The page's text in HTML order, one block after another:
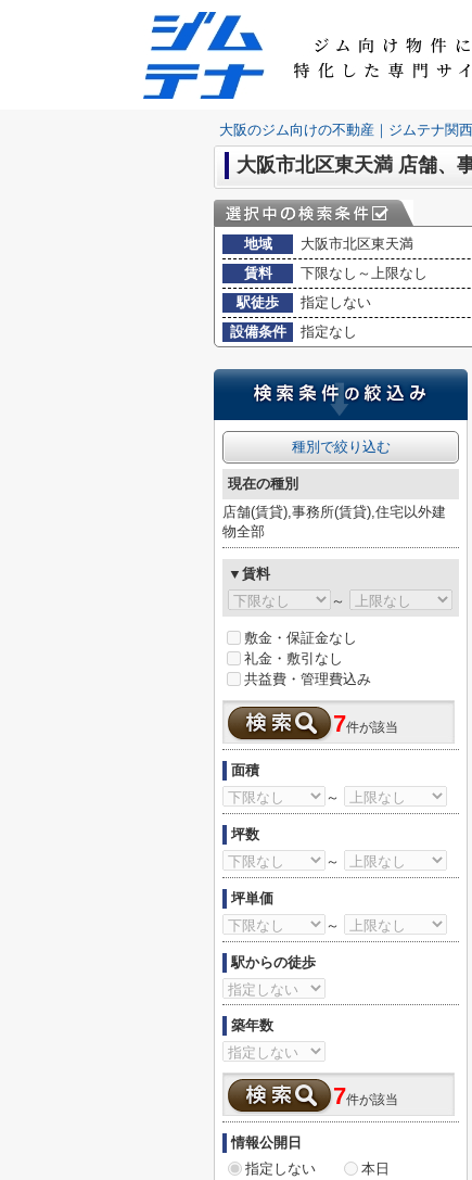
大阪のジム向けの不動産｜ジムテナ関
大阪市北区東天満 店舗、
地域
大阪市北区東天満
賃料
下限なし～上限なし
駅徒歩
指定しない
設備条件
指定なし
種別で絞り込む
現在の種別
店舗(賃貸),事務所(賃貸),住宅以外建
物全部
▼賃料
～
敷金・保証金なし
礼金・敷引なし
共益費・管理費込み
7件が該当
面積
～
坪数
～
坪単価
～
駅からの徒歩
築年数
7件が該当
情報公開日
指定しない
本日